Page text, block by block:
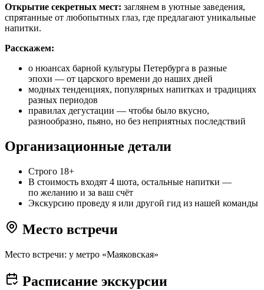
Открытие секретных мест: заглянем в уютные заведения,
спрятанные от любопытных глаз, где предлагают уникальные
напитки.
Расскажем:
о нюансах барной культуры Петербурга в разные
эпохи — от царского времени до наших дней
модных тенденциях, популярных напитках и традициях
разных периодов
правилах дегустации — чтобы было вкусно,
разнообразно, пьяно, но без неприятных последствий
Организационные детали
Строго 18+
В стоимость входят 4 шота, остальные напитки —
по желанию и за ваш счёт
Экскурсию проведу я или другой гид из нашей команды
Место встречи
Место встречи: у метро «Маяковская»
Расписание экскурсии